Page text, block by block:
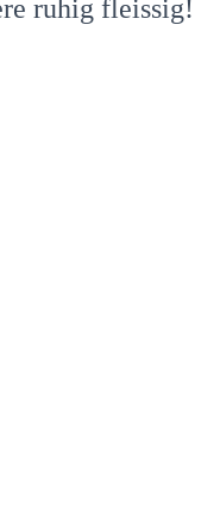
ruhig fleissig!